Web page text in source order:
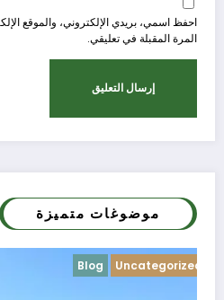
احفظ اسمي، بريدي الإلكتروني، والموقع
المرة المقبلة في تعليقي.
موضوغات متميزة
Blog Uncategorized